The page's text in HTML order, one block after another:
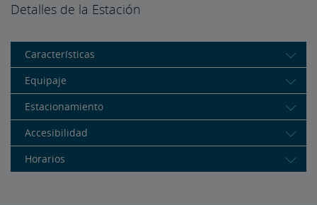
Detalles de la Estación
Características
Equipaje
Estacionamiento
Accesibilidad
Horarios